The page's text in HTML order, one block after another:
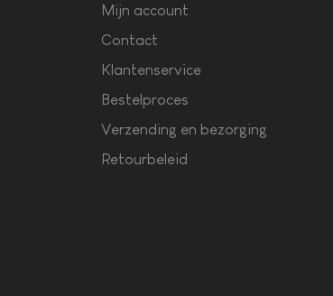
Mijn account
Contact
Klantenservice
Bestelproces
Verzending en bezorging
Retourbeleid